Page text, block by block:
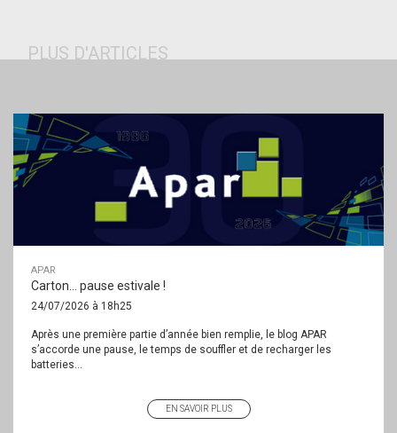
PLUS D'ARTICLES
APAR
Carton… pause estivale !
24/07/2026 à 18h25
Après une première partie d’année bien remplie, le blog APAR
s’accorde une pause, le temps de souffler et de recharger les
batteries...
EN SAVOIR PLUS